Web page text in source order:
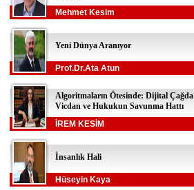
Mehmet Kesim
Yeni Dünya Aranıyor
Prof.Dr.Ata Atun
Algoritmaların Ötesinde: Dijital Çağda
Vicdan ve Hukukun Savunma Hattı
İREM KESİM
İnsanlık Hali
Hüseyin Kaya